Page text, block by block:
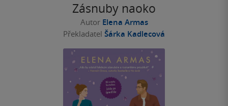
Zásnuby naoko
Autor Elena Armas
Překladatel Šárka Kadlecová